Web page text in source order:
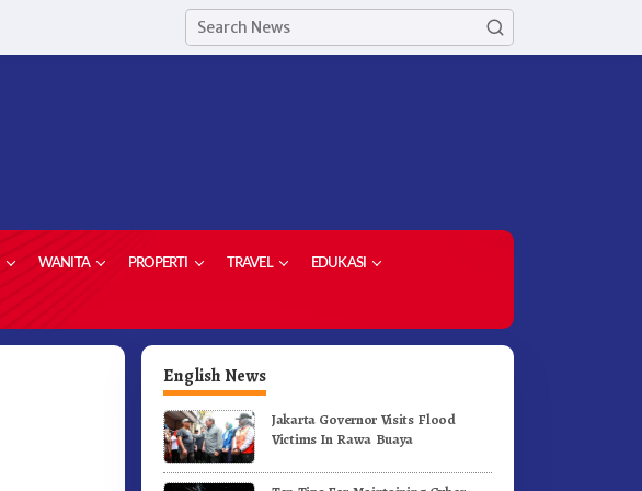
WANITA PROPERTI TRAVEL
EDUKASI
English News
Jakarta Governor Visits Flood
Victims In Rawa Buaya